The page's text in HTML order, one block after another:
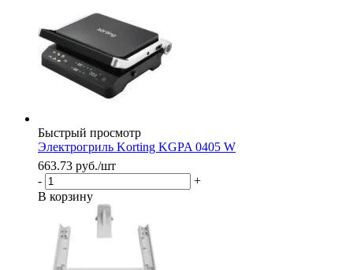
Быстрый просмотр
Электрогриль Korting KGPA 0405 W
663.73 руб./шт
-
+
В корзину